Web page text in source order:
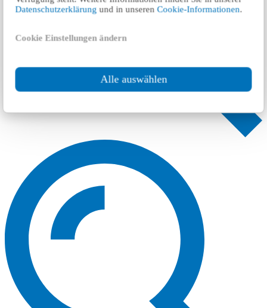
Datenschutzerklärung und in unserenCookie-Informationen.
Cookie Einstellungen ändern
Alle auswählen